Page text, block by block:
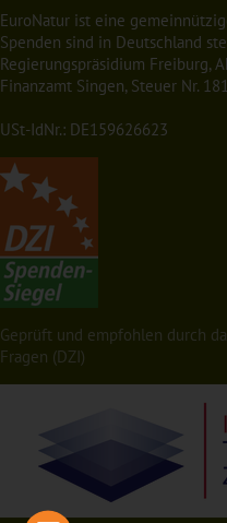
EuroNatur ist eine
Spenden sind in Deutschland
Regierungspräsidium Freiburg,
Finanzamt Singen, Steuer Nr.
USt-IdNr.: DE159626623
Geprüft und empfohlen durch
Fragen (DZI)